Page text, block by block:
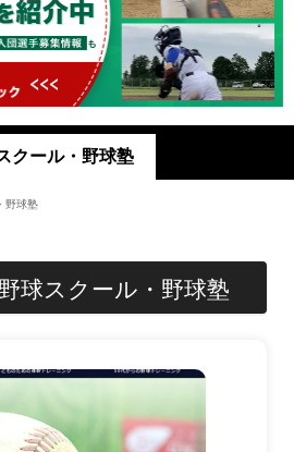
クール・野球塾
野球塾
球スクール・野球塾